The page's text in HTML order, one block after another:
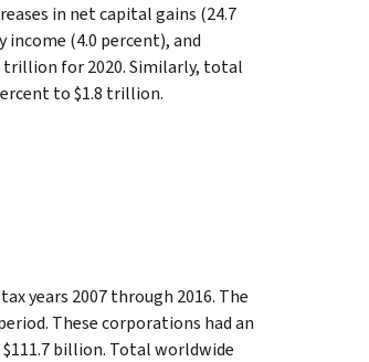
in net capital gains (24.7
(4.0 percent), and
trillion for 2020. Similarly, total
to $1.8 trillion.
years 2007 through 2016. The
These corporations had an
billion. Total worldwide